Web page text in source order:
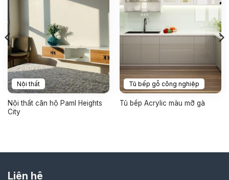
Nội thất
Nội thất căn hộ Paml Heights
City
Tủ bếp gỗ công nghiệp
Tủ bếp Acrylic màu mỡ gà
Liên hệ